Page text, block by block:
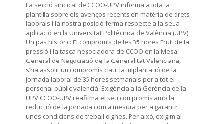
La secció sindical de CCOO-UPV informa a tota la
plantilla sobre els avenços recents en matèria de drets
laborals i la nostra posició ferma respecte a la seua
aplicació en la Universitat Politècnica de València (UPV).
Un pas històric: El compromís de les 35 hores Fruit de la
pressió i la tasca negociadora de CCOO en la Mesa
General de Negociació de la Generalitat Valenciana,
s’ha assolit un compromís clau: la implantació de la
jornada laboral de 35 hores setmanals per a tot el
personal públic valencià. Exigència a la Gerència de la
UPV CCOO-UPV reafirma el seu compromís amb la
reducció de la jornada com a mesura per a garantir
unes condicions de treball dignes. Per això, exigim al